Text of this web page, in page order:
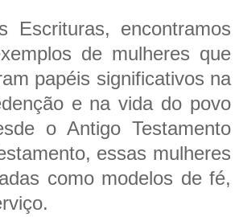
Escrituras, encontramos
de mulheres que
papéis significativos na
e na vida do povo
o Antigo Testamento
essas mulheres
como modelos de fé,